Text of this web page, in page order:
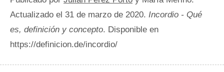
Actualizado el 31 de marzo de 2020. Incordio - Qué
es, definición y concepto. Disponible en
https://definicion.de/incordio/